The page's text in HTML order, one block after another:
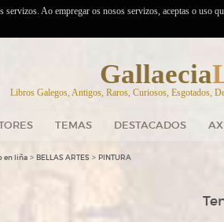
Gallaecia
Libros Galegos, Antigos, Raros, Curiosos, Esgotados,
TEMAS DESTACADOS
en liña > BELLAS ARTES > PINTURA
Ao empregar os nosos servizos, aceptas o uso